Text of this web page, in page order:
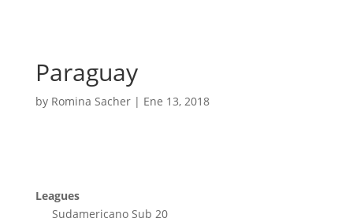
Paraguay
by Romina Sacher| Ene 13, 2018
Leagues
Sudamericano Sub 20